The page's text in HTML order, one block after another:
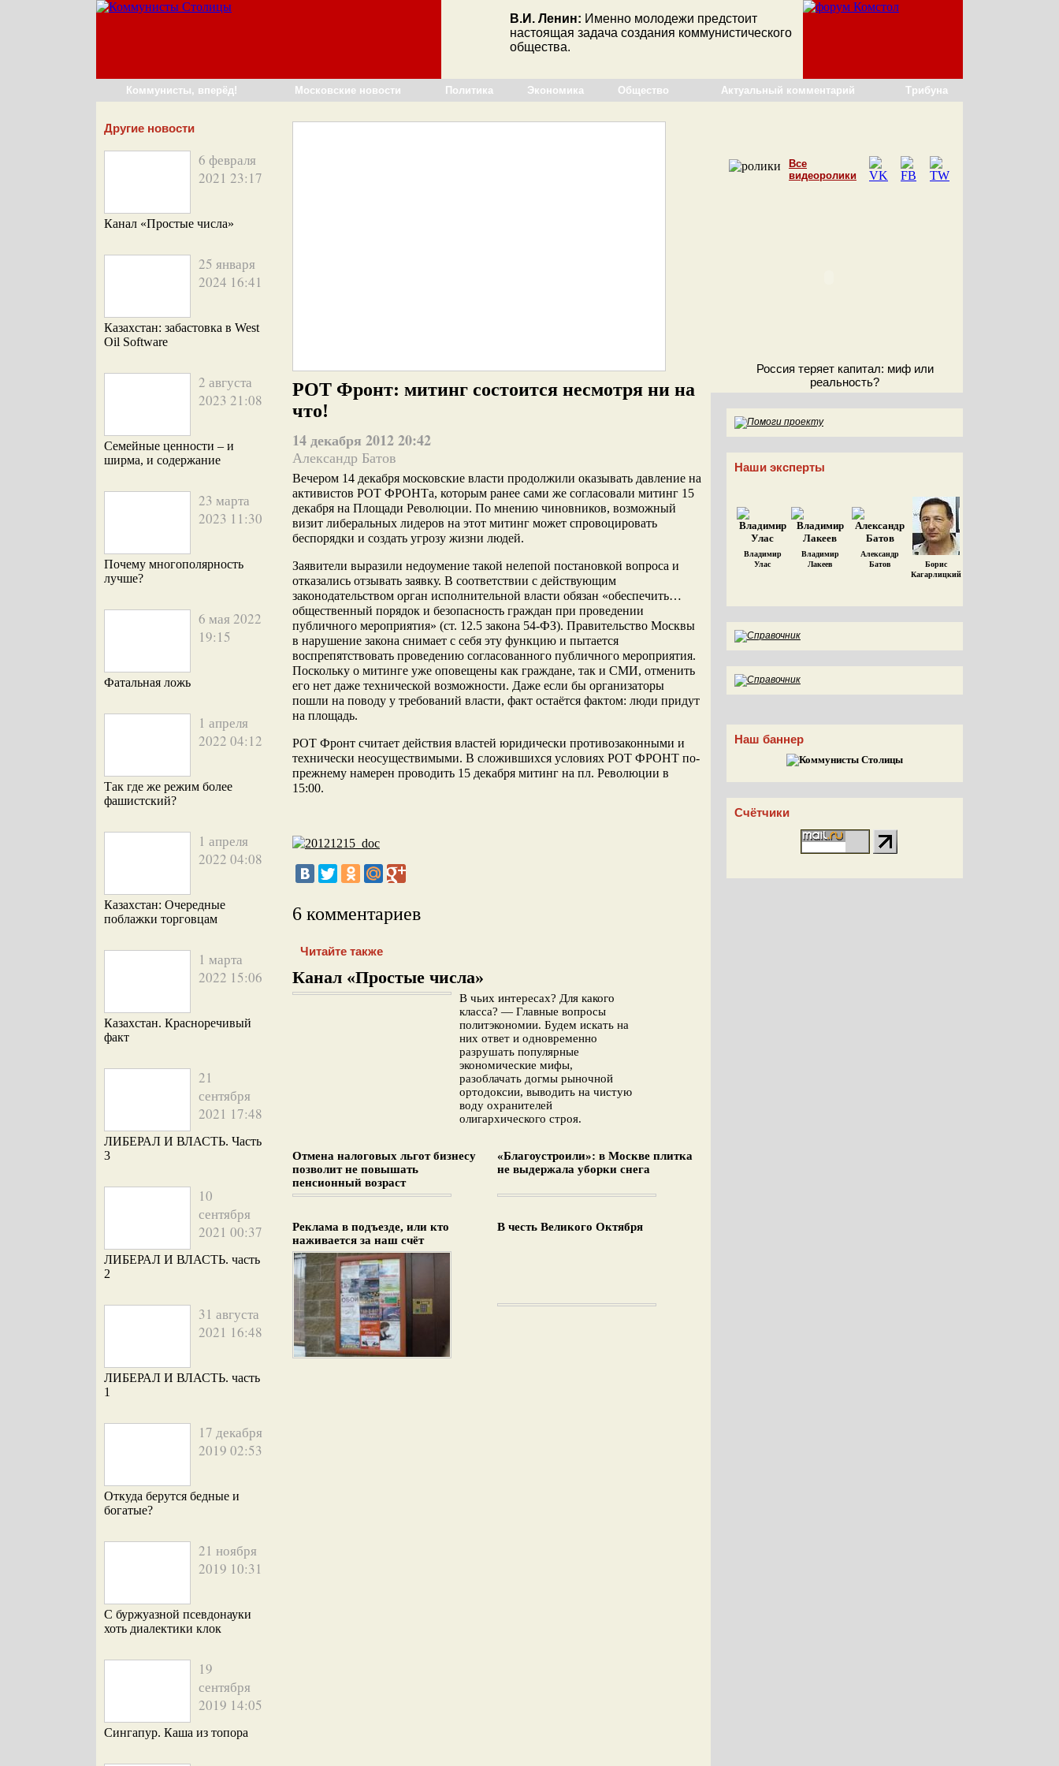
В.И. Ленин: Именно молодежи предстоит
настоящая задача создания коммунистического
общества.
Коммунисты, вперёд! Московские новости Политика Экономика Общество Актуальный комментарий Трибуна
Другие новости
6 февраля
2021 23:17
Канал «Простые числа»
25 января
2024 16:41
Казахстан: забастовка в West
Oil Software
2 августа
2023 21:08
Семейные ценности – и
ширма, и содержание
23 марта
2023 11:30
Почему многополярность
лучше?
6 мая 2022
19:15
Фатальная ложь
1 апреля
2022 04:12
Так где же режим более
фашистский?
1 апреля
2022 04:08
Казахстан: Очередные
поблажки торговцам
1 марта
2022 15:06
Казахстан. Красноречивый
факт
21
сентября
2021 17:48
ЛИБЕРАЛ И ВЛАСТЬ. Часть
3
10
сентября
2021 00:37
ЛИБЕРАЛ И ВЛАСТЬ. часть
2
31 августа
2021 16:48
ЛИБЕРАЛ И ВЛАСТЬ. часть
1
17 декабря
2019 02:53
Откуда берутся бедные и
богатые?
21 ноября
2019 10:31
С буржуазной псевдонауки
хоть диалектики клок
19
сентября
2019 14:05
Сингапур. Каша из топора
РОТ Фронт: митинг состоится несмотря ни на
что!
14 декабря 2012 20:42
Александр Батов
Вечером 14 декабря московские власти продолжили оказывать давление на
активистов РОТ ФРОНТа, которым ранее сами же согласовали митинг 15
декабря на Площади Революции. По мнению чиновников, возможный
визит либеральных лидеров на этот митинг может спровоцировать
беспорядки и создать угрозу жизни людей.
Заявители выразили недоумение такой нелепой постановкой вопроса и
отказались отзывать заявку. В соответствии с действующим
законодательством орган исполнительной власти обязан «обеспечить…
общественный порядок и безопасность граждан при проведении
публичного мероприятия» (ст. 12.5 закона 54-ФЗ). Правительство Москвы
в нарушение закона снимает с себя эту функцию и пытается
воспрепятствовать проведению согласованного публичного мероприятия.
Поскольку о митинге уже оповещены как граждане, так и СМИ, отменить
его нет даже технической возможности. Даже если бы организаторы
пошли на поводу у требований власти, факт остаётся фактом: люди придут
на площадь.
РОТ Фронт считает действия властей юридически противозаконными и
технически неосуществимыми. В сложившихся условиях РОТ ФРОНТ по-
прежнему намерен проводить 15 декабря митинг на пл. Революции в
15:00.
6 комментариев
Читайте также
Канал «Простые числа»
В чьих интересах? Для какого
класса? — Главные вопросы
политэкономии. Будем искать на
них ответ и одновременно
разрушать популярные
экономические мифы,
разоблачать догмы рыночной
ортодоксии, выводить на чистую
воду охранителей
олигархического строя.
Отмена налоговых льгот бизнесу
позволит не повышать
пенсионный возраст
«Благоустроили»: в Москве плитка
не выдержала уборки снега
Реклама в подъезде, или кто
наживается за наш счёт
В честь Великого Октября
Все
видеоролики
Россия теряет капитал: миф или
реальность?
Наши эксперты
Владимир
Улас
Владимир
Лакеев
Александр
Батов
Борис
Кагарлицкий
Наш баннер
Счётчики